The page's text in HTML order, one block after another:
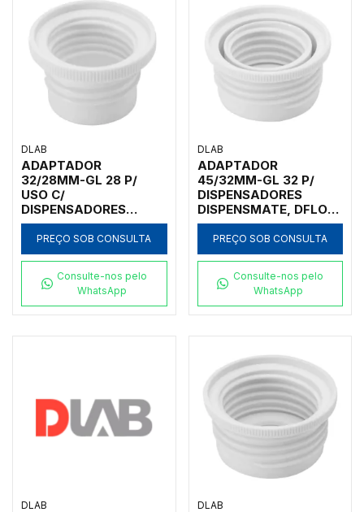
DLAB
ADAPTADOR
32/28MM-GL 28 P/
USO C/
DISPENSADORES
DISPENSMATE
PREÇO SOB CONSULTA
Consulte-nos pelo
WhatsApp
DLAB
ADAPTADOR
45/32MM-GL 32 P/
DISPENSADORES
DISPENSMATE, DFLOW
E DTRITE
PREÇO SOB CONSULTA
Consulte-nos pelo
WhatsApp
DLAB DLAB